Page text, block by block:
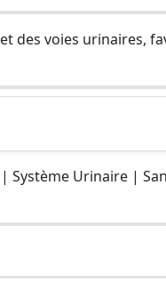
des voies urinaires,
Urinaire |